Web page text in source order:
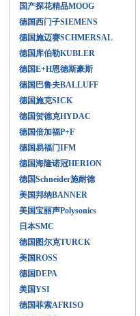
国产探花精品MOOG
德国西门子SIEMENS
德国施迈赛SCHMERSAL
德国库伯勒KUBLER
德国E+H恩德斯豪斯
德国巴鲁夫BALLUFF
德国施克SICK
德国贺德克HYDAC
德国倍加福P+F
德国易福门IFM
德国海隆诺冠HERION
德国Schneider施耐德
美国邦纳BANNER
美国宝丽声Polysonics
日本SMC
德国图尔克TURCK
美国ROSS
德国DEPA
美国YSI
德国菲索AFRISO